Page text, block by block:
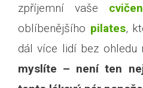
zpříjemní vaše
oblíbenějšího pilates,
dál více lidí bez ohledu
myslíte – není ten